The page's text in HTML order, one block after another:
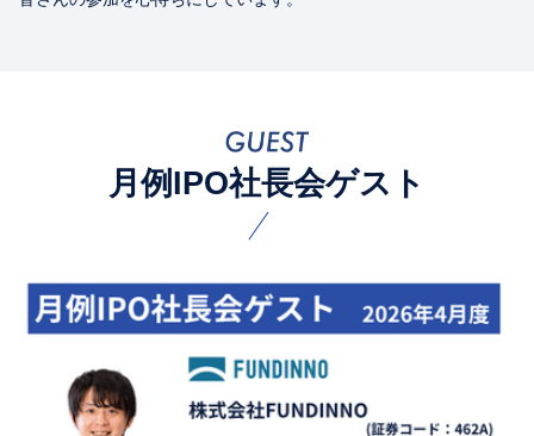
月例IPO社長会ゲスト